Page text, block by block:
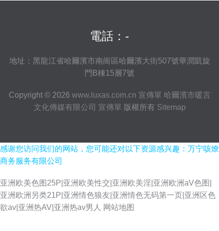
電話：-
地址：黑龍江省哈爾濱市南崗區哈爾濱大街507號華潤凱旋
門B棟15層7號
Copyright © 2026 www.luxas.com.cn 宣傳單 哈爾濱市暖言
文化傳媒有限公司 宣傳單 版權所有 Sitemap
感谢您访问我们的网站，您可能还对以下资源感兴趣：万宁咳燎
商务服务有限公司
亚洲欧美色图25P|亚洲欧美性交|亚洲欧美淫|亚洲欧洲aV色图|
亚洲欧洲另类21P|亚洲情色狼友|亚洲情色无码第一页|亚洲区色
欲av|亚洲热AV|亚洲热av男人 网站地图
久久瑟视频 91成人电影 欧美性爱女同A片 伪娘偷拍福利 伊人操久久 91视频